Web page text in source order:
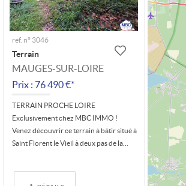
ref. n° 3046
Terrain
MAUGES-SUR-LOIRE
Prix : 76 490 €*
TERRAIN PROCHE LOIRE
Exclusivement chez MBC IMMO !
Venez découvrir ce terrain à bâtir situé à
Saint Florent le Vieil à deux pas de la...